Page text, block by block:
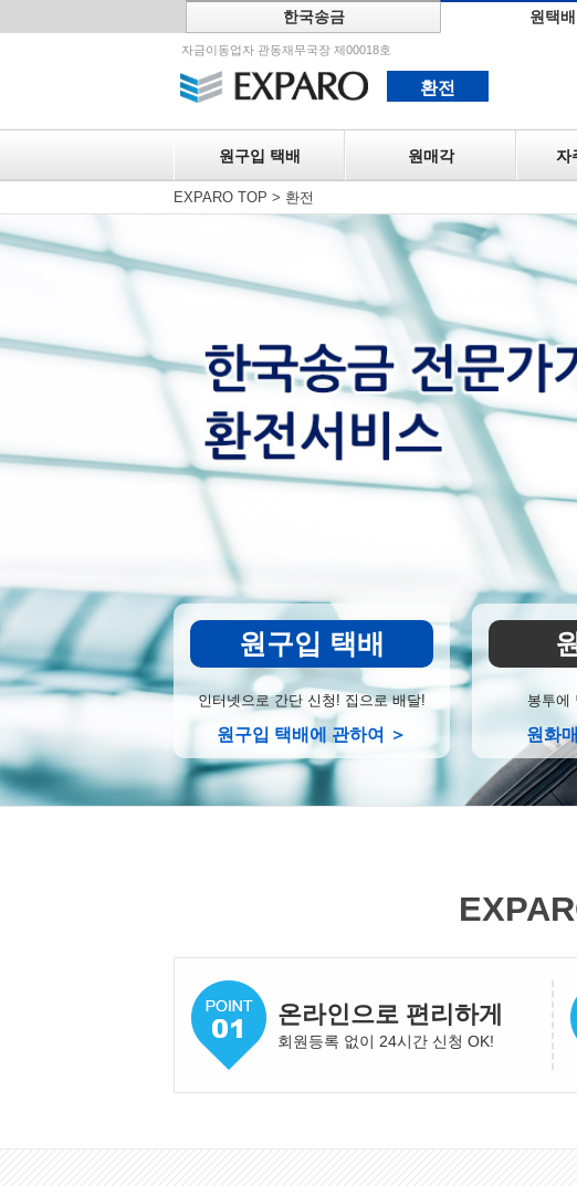
한국송금 원택
자금이동업자 관동재무국장 제00018호
환전
원구입 택배 원매각 자
EXPARO TOP > 환전
원구입 택배
인터넷으로 간단 신청! 집으로 배달!
원구입 택배에 관하여 ＞
봉투에
원화
온라인으로 편리하게
회원등록 없이 24시간 신청 OK!